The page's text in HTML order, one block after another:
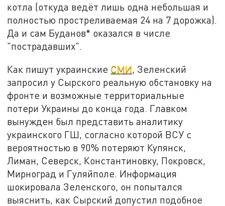
котла (откуда ведёт лишь одна небольшая и
полностью простреливаемая 24 на 7 дорожка).
Да и сам Буданов* оказался в числе
"пострадавших".
Как пишут украинские СМИ , Зеленский
запросил у Сырского реальную обстановку на
фронте и возможные территориальные
потери Украины до конца года. Главком
вынужден был представить аналитику
украинского ГШ, согласно которой ВСУ с
вероятностью в 90% потеряют Купянск,
Лиман, Северск, Константиновку, Покровск,
Мирноград и Гуляйполе. Информация
шокировала Зеленского, он попытался
выяснить, как Сырский допустил подобное